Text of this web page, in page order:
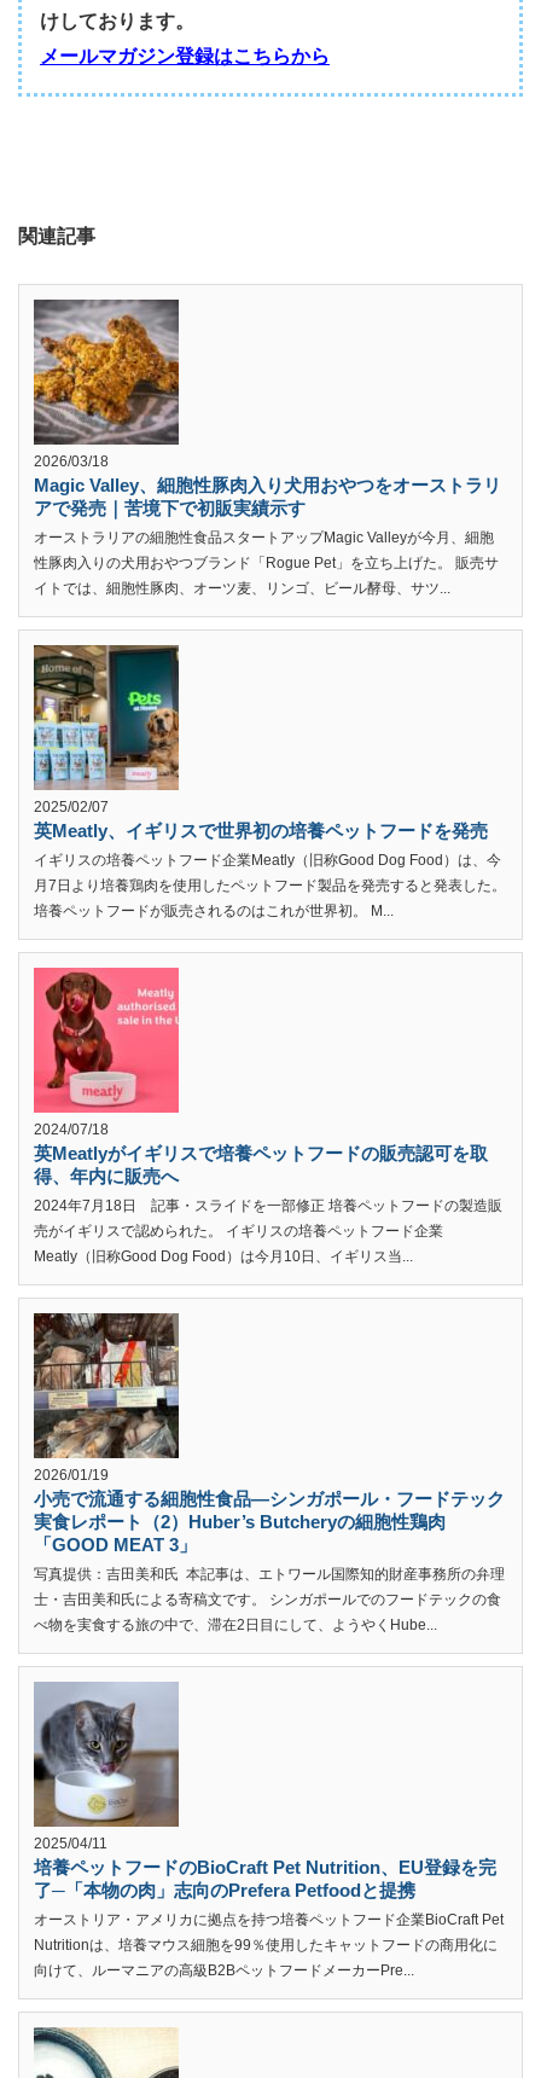
けしております。
メールマガジン登録はこちらから
関連記事
2026/03/18
Magic Valley、細胞性豚肉入り犬用おやつをオーストラリ
アで発売｜苦境下で初販実績示す
オーストラリアの細胞性食品スタートアップMagic Valleyが今月、細胞
性豚肉入りの犬用おやつブランド「Rogue Pet」を立ち上げた。 販売サ
イトでは、細胞性豚肉、オーツ麦、リンゴ、ビール酵母、サツ...
2025/02/07
英Meatly、イギリスで世界初の培養ペットフードを発売
イギリスの培養ペットフード企業Meatly（旧称Good Dog Food）は、今
月7日より培養鶏肉を使用したペットフード製品を発売すると発表した。
培養ペットフードが販売されるのはこれが世界初。 M...
2024/07/18
英Meatlyがイギリスで培養ペットフードの販売認可を取
得、年内に販売へ
2024年7月18日 記事・スライドを一部修正 培養ペットフードの製造販
売がイギリスで認められた。 イギリスの培養ペットフード企業
Meatly（旧称Good Dog Food）は今月10日、イギリス当...
2026/01/19
小売で流通する細胞性食品―シンガポール・フードテック
実食レポート（2）Huber’s Butcheryの細胞性鶏肉
「GOOD MEAT 3」
写真提供：吉田美和氏 本記事は、エトワール国際知的財産事務所の弁理
士・吉田美和氏による寄稿文です。 シンガポールでのフードテックの食
べ物を実食する旅の中で、滞在2日目にして、ようやくHube...
2025/04/11
培養ペットフードのBioCraft Pet Nutrition、EU登録を完
了─「本物の肉」志向のPrefera Petfoodと提携
オーストリア・アメリカに拠点を持つ培養ペットフード企業BioCraft Pet
Nutritionは、培養マウス細胞を99％使用したキャットフードの商用化に
向けて、ルーマニアの高級B2BペットフードメーカーPre...